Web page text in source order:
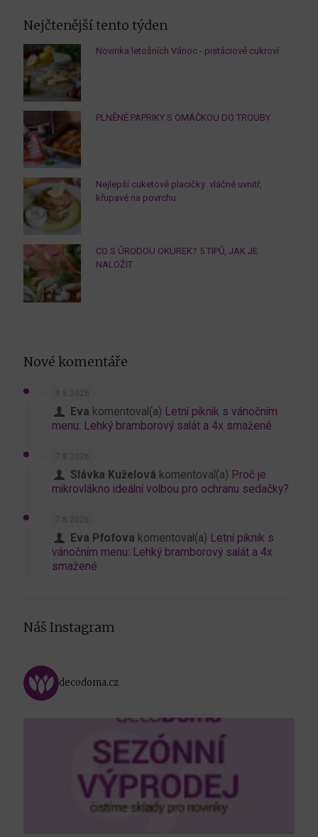
Nejčtenější tento týden
Novinka letošních Vánoc - pistáciové cukroví
PLNĚNÉ PAPRIKY S OMÁČKOU DO TROUBY
Nejlepší cuketové placičky: vláčné uvnitř,
křupavé na povrchu
CO S ÚRODOU OKUREK? 5 TIPŮ, JAK JE
NALOŽIT
Nové komentáře
9.8.2026
Eva komentoval(a) Letní piknik s vánočním
menu: Lehký bramborový salát a 4x smažené
7.8.2026
Slávka Kuželová komentoval(a) Proč je
mikrovlákno ideální volbou pro ochranu sedačky?
7.8.2026
Eva Pfofova komentoval(a) Letní piknik s
vánočním menu: Lehký bramborový salát a 4x
smažené
Náš Instagram
decodoma.cz